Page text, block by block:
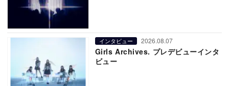
インタビュー 2026.08.07
Girls Archives. プレデビューインタ
ビュー